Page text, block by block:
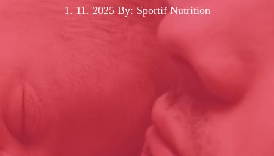
1. 11. 2025 By: Sportif Nutrition